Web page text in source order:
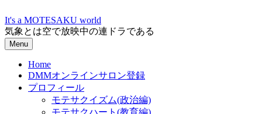
to
content
It's a MOTESAKU world
気象とは空で放映中の連ドラである
Menu
Home
DMMオンラインサロン登録
プロフィール
モテサクイズム(政治編)
モテサクハート(教育編)